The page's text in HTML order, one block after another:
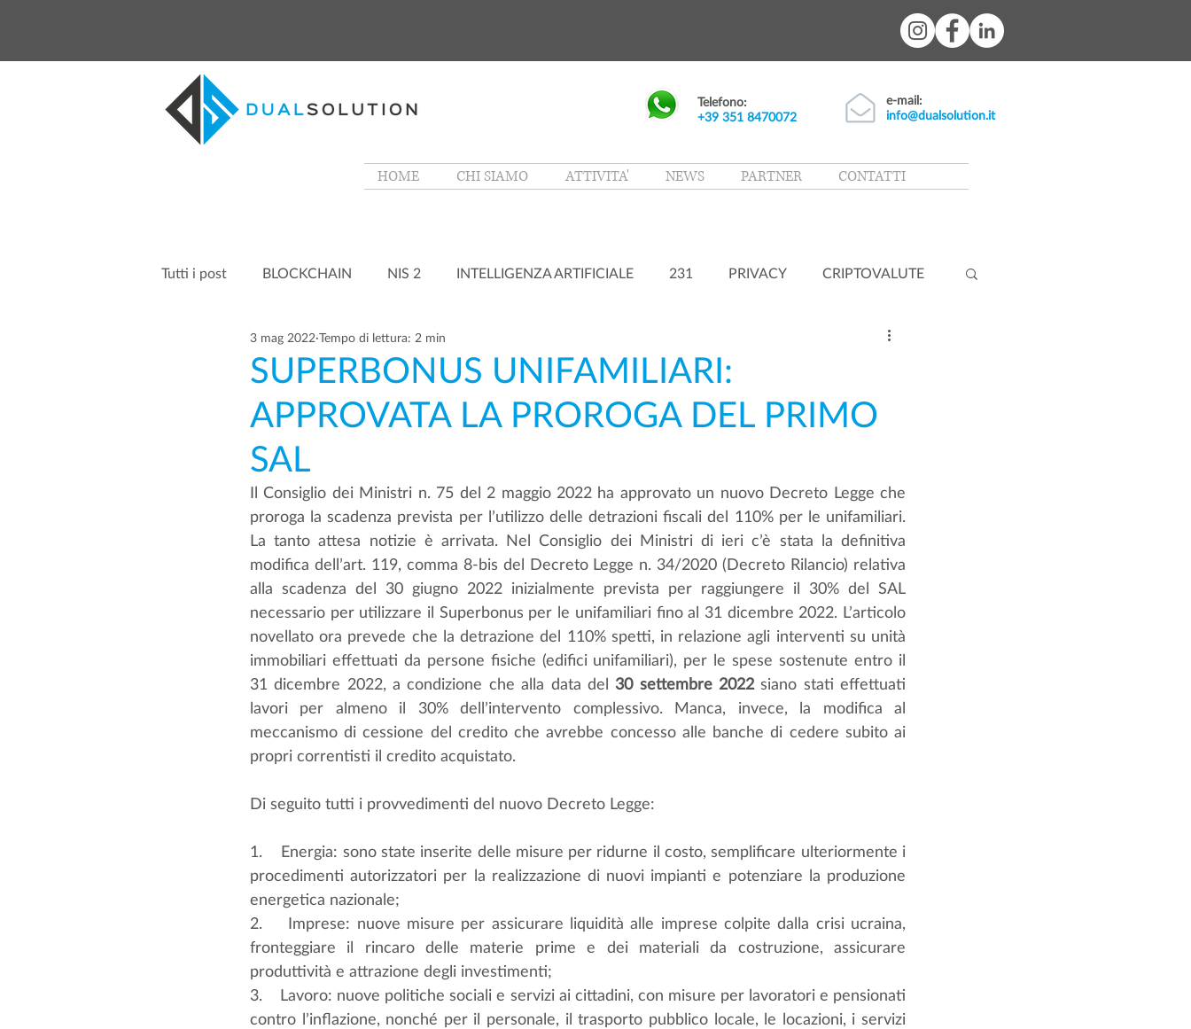
Telefono:
+39 351 8470072
e-mail:
info@dualsolution.it
HOME CHI SIAMO ATTIVITA' NEWS PARTNER CONTATTI
Tutti i post BLOCKCHAIN NIS 2 INTELLIGENZA ARTIFICIALE 231 PRIVACY CRIPTOVALUTE
SUPERBONUS UNIFAMILIARI:
APPROVATA LA PROROGA DEL PRIMO
SAL
3 mag 2022 Tempo di lettura: 2 min
Il Consiglio dei Ministri n. 75 del 2 maggio 2022 ha approvato un nuovo Decreto Legge che
proroga la scadenza prevista per l’utilizzo delle detrazioni fiscali del 110% per le unifamiliari.
La tanto attesa notizie è arrivata. Nel Consiglio dei Ministri di ieri c’è stata la definitiva
modifica dell’art. 119, comma 8-bis del Decreto Legge n. 34/2020 (Decreto Rilancio) relativa
alla scadenza del 30 giugno 2022 inizialmente prevista per raggiungere il 30% del SAL
necessario per utilizzare il Superbonus per le unifamiliari fino al 31 dicembre 2022. L’articolo
novellato ora prevede che la detrazione del 110% spetti, in relazione agli interventi su unità
immobiliari effettuati da persone fisiche (edifici unifamiliari), per le spese sostenute entro il
31 dicembre 2022, a condizione che alla data del 30 settembre 2022 siano stati effettuati
lavori per almeno il 30% dell’intervento complessivo. Manca, invece, la modifica al
meccanismo di cessione del credito che avrebbe concesso alle banche di cedere subito ai
propri correntisti il credito acquistato.
Di seguito tutti i provvedimenti del nuovo Decreto Legge:
1.    Energia: sono state inserite delle misure per ridurne il costo, semplificare ulteriormente i
procedimenti autorizzatori per la realizzazione di nuovi impianti e potenziare la produzione
energetica nazionale;
2.    Imprese: nuove misure per assicurare liquidità alle imprese colpite dalla crisi ucraina,
fronteggiare il rincaro delle materie prime e dei materiali da costruzione, assicurare
produttività e attrazione degli investimenti;
3.    Lavoro: nuove politiche sociali e servizi ai cittadini, con misure per lavoratori e pensionati
contro l’inflazione, nonché per il personale, il trasporto pubblico locale, le locazioni, i servizi